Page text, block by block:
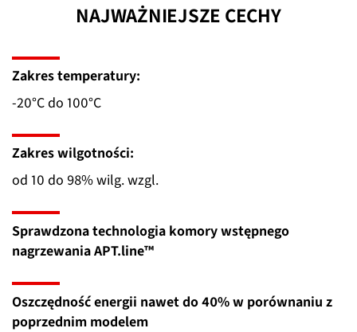
NAJWAŻNIEJSZE CECHY
Zakres temperatury:
-20°C do 100°C
Zakres wilgotności:
od 10 do 98% wilg. wzgl.
Sprawdzona technologia komory wstępnego
nagrzewania APT.line™
Oszczędność energii nawet do 40% w porównaniu z
poprzednim modelem